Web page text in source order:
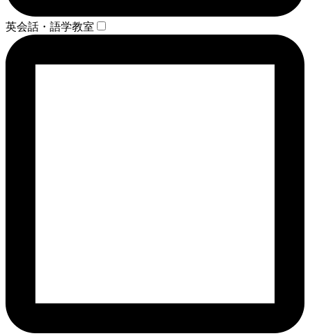
英会話・語学教室